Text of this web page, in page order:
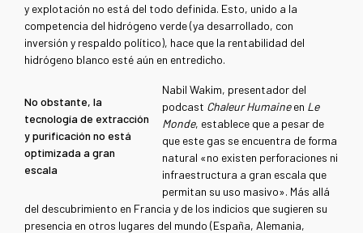
y explotación no está del todo definida. Esto, unido a la
competencia del hidrógeno verde (ya desarrollado, con
inversión y respaldo político), hace que la rentabilidad del
hidrógeno blanco esté aún en entredicho.
No obstante, la
tecnología de extracción
y purificación no está
optimizada a gran
escala
Nabil Wakim, presentador del
podcast Chaleur Humaineen Le
Monde, establece que a pesar de
que este gas se encuentra de forma
natural «no existen perforaciones ni
infraestructura a gran escala que
permitan su uso masivo». Más allá
del descubrimiento en Francia y de los indicios que sugieren su
presencia en otros lugares del mundo (España, Alemania,